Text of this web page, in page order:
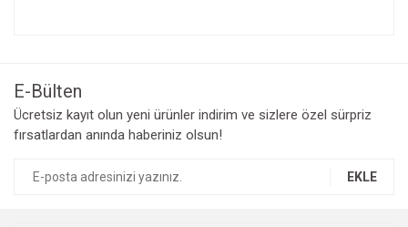
E-Bülten
Ücretsiz kayıt olun yeni ürünler indirim ve sizlere özel sürpriz
fırsatlardan anında haberiniz olsun!
EKLE